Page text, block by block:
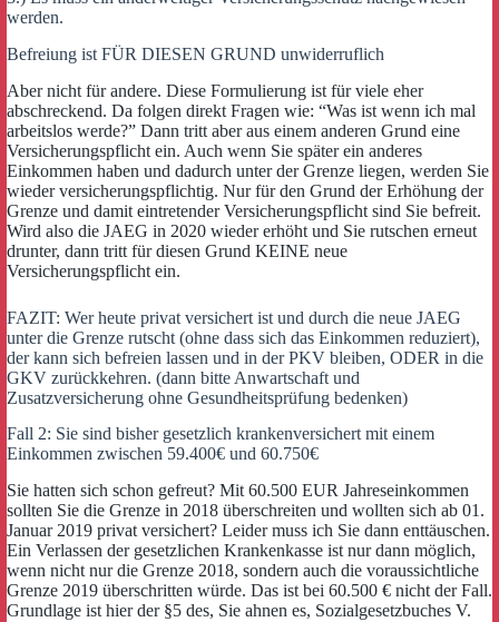
werden.
Befreiung ist FÜR DIESEN GRUND unwiderruflich
Aber nicht für andere. Diese Formulierung ist für viele eher
abschreckend. Da folgen direkt Fragen wie: “Was ist wenn ich mal
arbeitslos werde?” Dann tritt aber aus einem anderen Grund eine
Versicherungspflicht ein. Auch wenn Sie später ein anderes
Einkommen haben und dadurch unter der Grenze liegen, werden Sie
wieder versicherungspflichtig. Nur für den Grund der Erhöhung der
Grenze und damit eintretender Versicherungspflicht sind Sie befreit.
Wird also die JAEG in 2020 wieder erhöht und Sie rutschen erneut
drunter, dann tritt für diesen Grund KEINE neue
Versicherungspflicht ein.
FAZIT: Wer heute privat versichert ist und durch die neue JAEG
unter die Grenze rutscht (ohne dass sich das Einkommen reduziert),
der kann sich befreien lassen und in der PKV bleiben, ODER in die
GKV zurückkehren. (dann bitte Anwartschaft und
Zusatzversicherung ohne Gesundheitsprüfung bedenken)
Fall 2: Sie sind bisher gesetzlich krankenversichert mit einem
Einkommen zwischen 59.400€ und 60.750€
Sie hatten sich schon gefreut? Mit 60.500 EUR Jahreseinkommen
sollten Sie die Grenze in 2018 überschreiten und wollten sich ab 01.
Januar 2019 privat versichert? Leider muss ich Sie dann enttäuschen.
Ein Verlassen der gesetzlichen Krankenkasse ist nur dann möglich,
wenn nicht nur die Grenze 2018, sondern auch die voraussichtliche
Grenze 2019 überschritten würde. Das ist bei 60.500 € nicht der Fall.
Grundlage ist hier der §5 des, Sie ahnen es, Sozialgesetzbuches V.